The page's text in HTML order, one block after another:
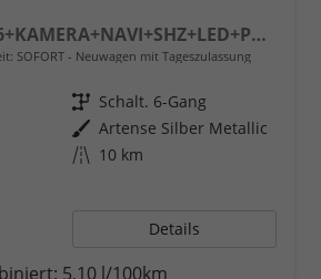
Business MAN6+KAMERA+NAVI+SHZ+LED+PDC+TEMPOMAT
SOFORT Neuwagen mit Tageszulassung
Getriebe Schalt. 6-Gang
Außenfarbe Artense Silber Metallic
Kilometerstand 10 km
Details
5,10 l/100km